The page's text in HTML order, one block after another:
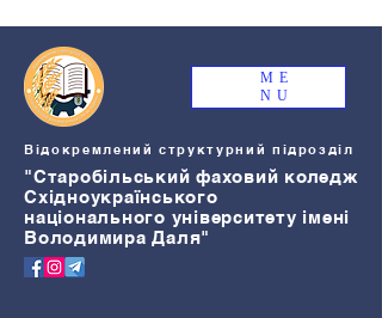
ME
NU
Відокремлений структурний підрозділ
"Старобільський фаховий коледж
Східноукраїнського
національного університету імені
Володимира Даля"